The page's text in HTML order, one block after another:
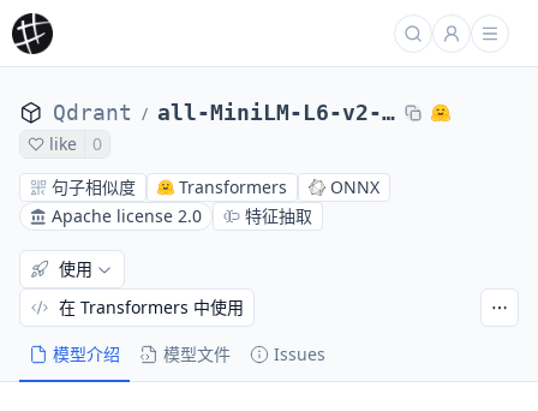
Qdrant / all-MiniLM-L6-v2-onnx
like
0
句子相似度
Transformers
ONNX
Apache license 2.0
特征抽取
模型介绍 模型文件 Issues
使用
在 Transformers 中使用